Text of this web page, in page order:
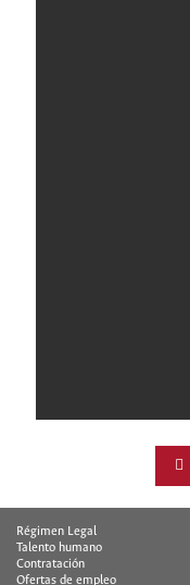
Régimen Legal
Talento humano
Contratación
Ofertas de empleo